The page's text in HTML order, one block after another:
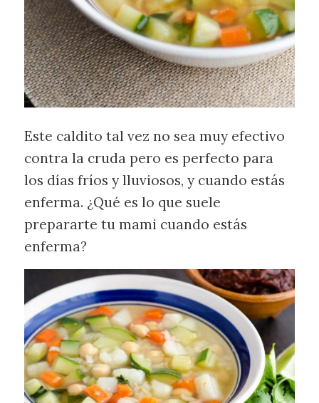
Este caldito tal vez no sea muy efectivo
contra la cruda pero es perfecto para
los días fríos y lluviosos, y cuando estás
enferma. ¿Qué es lo que suele
prepararte tu mami cuando estás
enferma?